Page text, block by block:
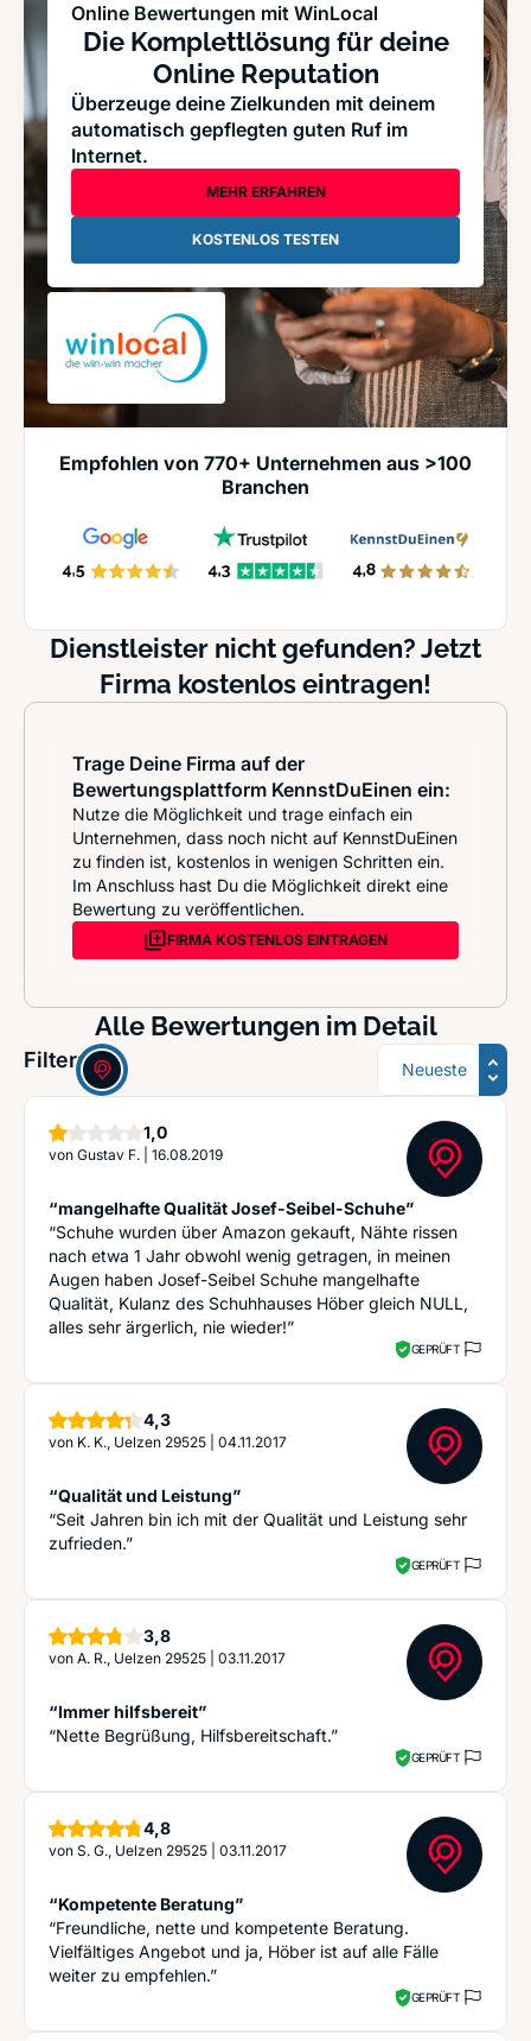
Online Bewertungen mit WinLocal
Die Komplettlösung für deine
Online Reputation
Überzeuge deine Zielkunden mit deinem
automatisch gepflegten guten Ruf im
Internet.
MEHR ERFAHREN
KOSTENLOS TESTEN
Empfohlen von 770+ Unternehmen aus >100
Branchen
Dienstleister nicht gefunden? Jetzt
Firma kostenlos eintragen!
Trage Deine Firma auf der
Bewertungsplattform KennstDuEinen ein:
Nutze die Möglichkeit und trage einfach ein
Unternehmen, dass noch nicht auf KennstDuEinen
zu finden ist, kostenlos in wenigen Schritten ein.
Im Anschluss hast Du die Möglichkeit direkt eine
Bewertung zu veröffentlichen.
FIRMA KOSTENLOS EINTRAGEN
Alle Bewertungen im Detail
Filter: Sortierung
1,0Stern
von Gustav F. 16.08.2019
“mangelhafte Qualität Josef-Seibel-Schuhe”
“Schuhe wurden über Amazon gekauft, Nähte rissen
nach etwa 1 Jahr obwohl wenig getragen, in meinen
Augen haben Josef-Seibel Schuhe mangelhafte
Qualität, Kulanz des Schuhhauses Höber gleich NULL,
alles sehr ärgerlich, nie wieder!”
GEPRÜFT
4,3Sterne
von K. K., Uelzen 29525 04.11.2017
“Qualität und Leistung”
“Seit Jahren bin ich mit der Qualität und Leistung sehr
zufrieden.”
GEPRÜFT
3,8Sterne
von A. R., Uelzen 29525 03.11.2017
“Immer hilfsbereit”
“Nette Begrüßung, Hilfsbereitschaft.”
GEPRÜFT
4,8Sterne
von S. G., Uelzen 29525 03.11.2017
“Kompetente Beratung”
“Freundliche, nette und kompetente Beratung.
Vielfältiges Angebot und ja, Höber ist auf alle Fälle
weiter zu empfehlen.”
GEPRÜFT